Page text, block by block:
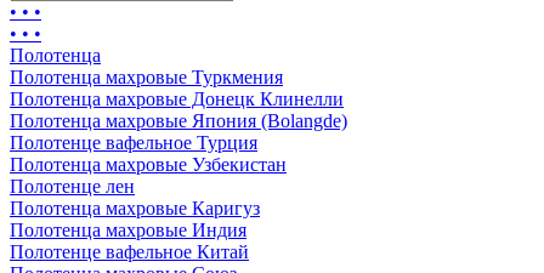
• • •
• • •
Полотенца
Полотенца махровые Туркмения
Полотенца махровые Донецк Клинелли
Полотенца махровые Япония (Bolangde)
Полотенце вафельное Турция
Полотенца махровые Узбекистан
Полотенце лен
Полотенца махровые Каригуз
Полотенца махровые Индия
Полотенце вафельное Китай